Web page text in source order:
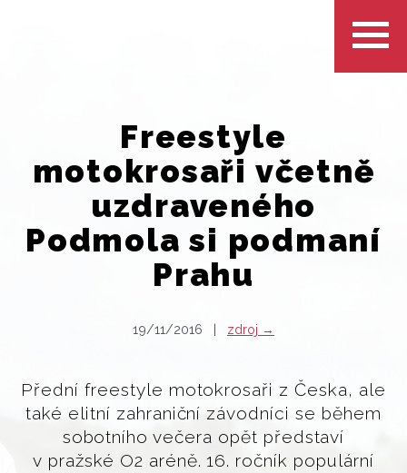
Freestyle
motokrosaři včetně
uzdraveného
Podmola si podmaní
Prahu
19/11/2016 | zdroj →
Přední freestyle motokrosaři z Česka, ale
také elitní zahraniční závodníci se během
sobotního večera opět představí
v pražské O2 aréně. 16. ročník populární